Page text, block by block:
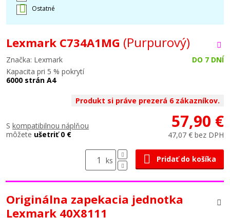
Ostatné
Lexmark C734A1MG (Purpurový)
Značka: Lexmark
DO 7 DNÍ
Kapacita pri 5 % pokrytí
6000 strán A4
Produkt si práve prezerá 6 zákazníkov.
S kompatibilnou náplňou
môžete ušetriť 0 €
57,90 €
47,07 € bez DPH
ks Pridať do košíka
Originálna zapekacia jednotka
Lexmark 40X8111